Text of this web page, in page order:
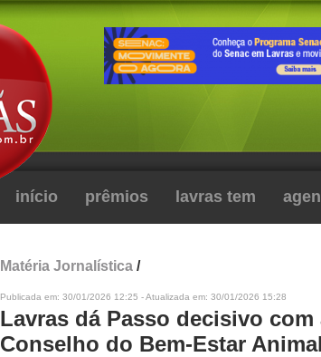
início prêmios lavras tem
Matéria Jornalística /
Publicada em: 30/01/2026 12:25 - Atualizada em: 30/01/2026 15:28
Lavras dá Passo decisivo com
Conselho do Bem-Estar Animal